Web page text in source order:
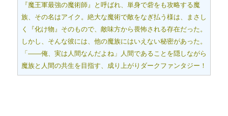
『魔王軍最強の魔術師』と呼ばれ、単身で砦をも攻略する魔
族、その名はアイク。絶大な魔術で敵をなぎ払う様は、まさし
く『化け物』そのもので、敵味方から畏怖される存在だった。
しかし、そんな彼には、他の魔族にはいえない秘密があった。
「――俺、実は人間なんだよね」人間であることを隠しながら
魔族と人間の共生を目指す、成り上がりダークファンタジー！